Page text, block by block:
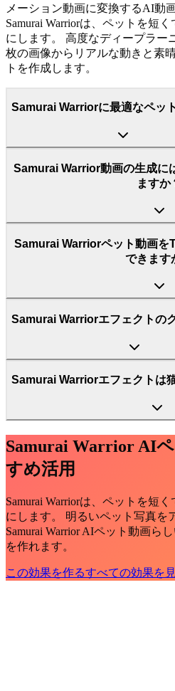
メーション動画に変換するAI動
Samurai Warriorは、ペットを短
にします。 高度なディープラー
枚の画像からリアルな動きと素
トを作成します。
Samurai Warriorに最適なペッ
Samurai Warrior動画の生成に
ますか
Samurai Warriorペット動画
できます
Samurai Warriorエフェクトの
Samurai Warriorエフェクトは
Samurai Warrior AI
すめ活用
Samurai Warriorは、ペットを短
にします。 明るいペット写真を
Samurai Warrior AIペット動画ら
を作れます。
この効果を作るすべての効果を